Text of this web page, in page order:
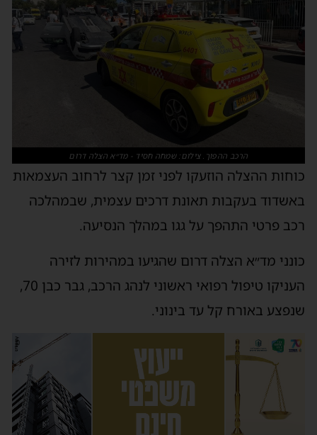
הרכב ההפוך. צילום: שמחה חסיד - מד״א הצלה דרום
כוחות ההצלה הוזעקו לפני זמן קצר לרחוב העצמאות
באשדוד בעקבות תאונת דרכים עצמית, שבמהלכה
רכב פרטי התהפך על גגו במהלך הנסיעה.
כונני מד״א הצלה דרום שהגיעו במהירות לזירה
העניקו טיפול רפואי ראשוני לנהג הרכב, גבר כבן 70,
שנפצע באורח קל עד בינוני.